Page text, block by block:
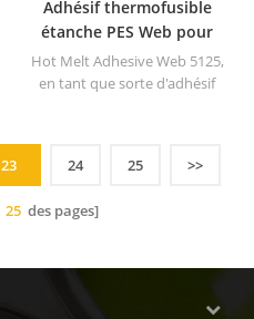
Adhésif thermofusible
étanche PES Web pour
vêtement
Hot Melt Adhesive Web 5125,
en tant que sorte d'adhésif
pour un traitement continu
ou intermittent.
23 24 25 >>
25des pages]